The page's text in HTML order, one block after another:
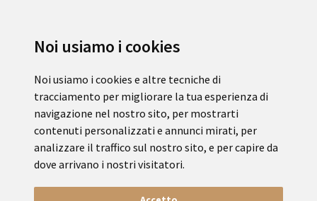
Noi usiamo i cookies
Noi usiamo i cookies e altre tecniche di
tracciamento per migliorare la tua esperienza di
navigazione nel nostro sito, per mostrarti
contenuti personalizzati e annunci mirati, per
analizzare il traffico sul nostro sito, e per capire da
dove arrivano i nostri visitatori.